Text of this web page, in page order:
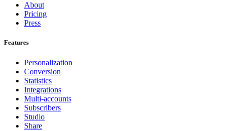
About
Pricing
Press
Features
Personalization
Conversion
Statistics
Integrations
Multi-accounts
Subscribers
Studio
Share